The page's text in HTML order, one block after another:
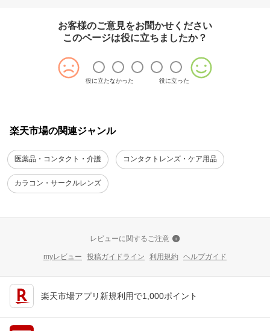
お客様のご意見をお聞かせください
このページは役に立ちましたか？
役に立たなかった 役に立った
楽天市場の関連ジャンル
医薬品・コンタクト・介護 コンタクトレンズ・ケア用品
カラコン・サークルレンズ
レビューに関するご注意
myレビュー 投稿ガイドライン 利用規約 ヘルプガイド
楽天市場アプリ新規利用で1,000ポイント